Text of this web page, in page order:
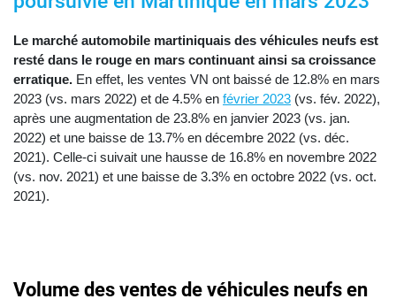
Le marché automobile martiniquais des véhicules neufs est
resté dans le rouge en mars continuant ainsi sa croissance
erratique. En effet, les ventes VN ont baissé de 12.8% en mars
2023 (vs. mars 2022) et de 4.5% en février 2023 (vs. fév. 2022),
après une augmentation de 23.8% en janvier 2023 (vs. jan.
2022) et une baisse de 13.7% en décembre 2022 (vs. déc.
2021). Celle-ci suivait une hausse de 16.8% en novembre 2022
(vs. nov. 2021) et une baisse de 3.3% en octobre 2022 (vs. oct.
2021).